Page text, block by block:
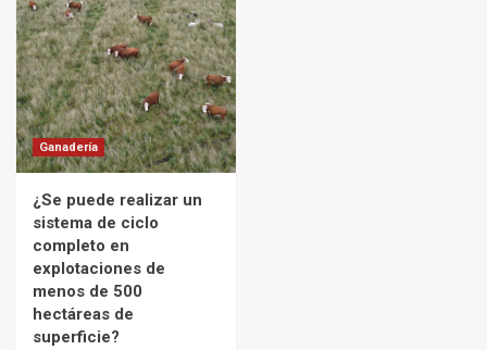
Ganadería
¿Se puede realizar un
sistema de ciclo
completo en
explotaciones de
menos de 500
hectáreas de
superficie?